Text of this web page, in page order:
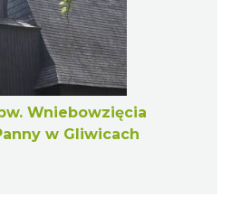
Wniebowzięcia
w Gliwicach